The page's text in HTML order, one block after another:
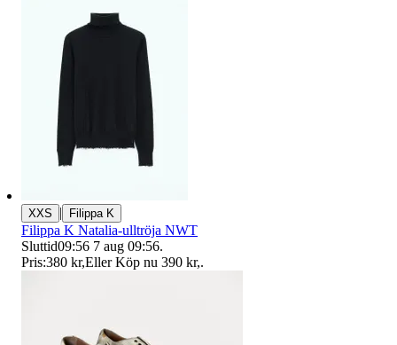
XXS | Filippa K
Filippa K Natalia-ulltröja NWT
Sluttid09:56 7 aug 09:56.
Pris:380 kr,Eller Köp nu 390 kr,.